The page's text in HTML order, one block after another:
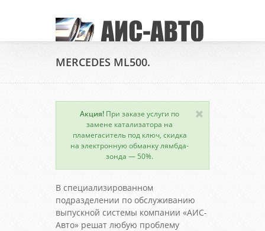
MERCEDES ML500.
Акция! При заказе услуги по
замене катализатора на
пламегаситель под ключ, скидка
на электронную обманку лямбда-
зонда — 50%.
В специализированном
подразделении по обслуживанию
выпускной системы компании «АИС-
Авто» решат любую проблему